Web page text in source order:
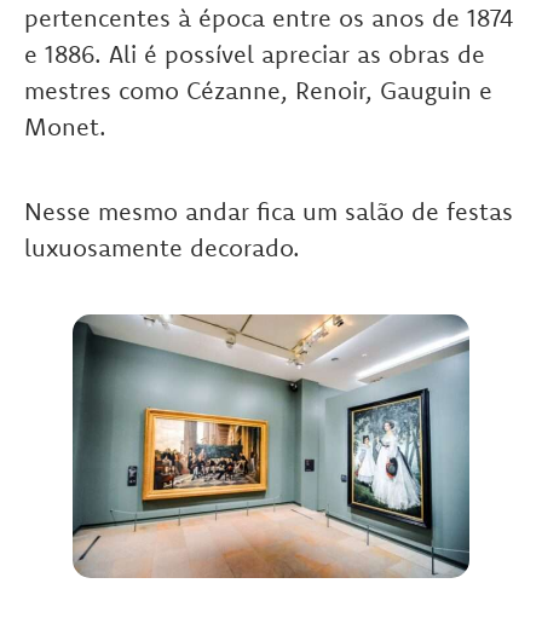
pertencentes à época entre os anos de 1874
e 1886. Ali é possível apreciar as obras de
mestres como Cézanne, Renoir, Gauguin e
Monet.
Nesse mesmo andar fica um salão de festas
luxuosamente decorado.